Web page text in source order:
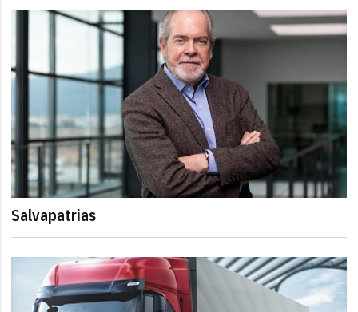
Salvapatrias